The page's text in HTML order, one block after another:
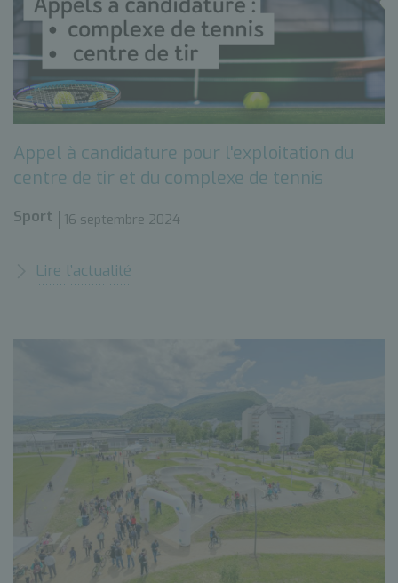
Appel à candidature pour l'exploitation du
centre de tir et du complexe de tennis
Sport 16 septembre 2024
Lire l’actualité